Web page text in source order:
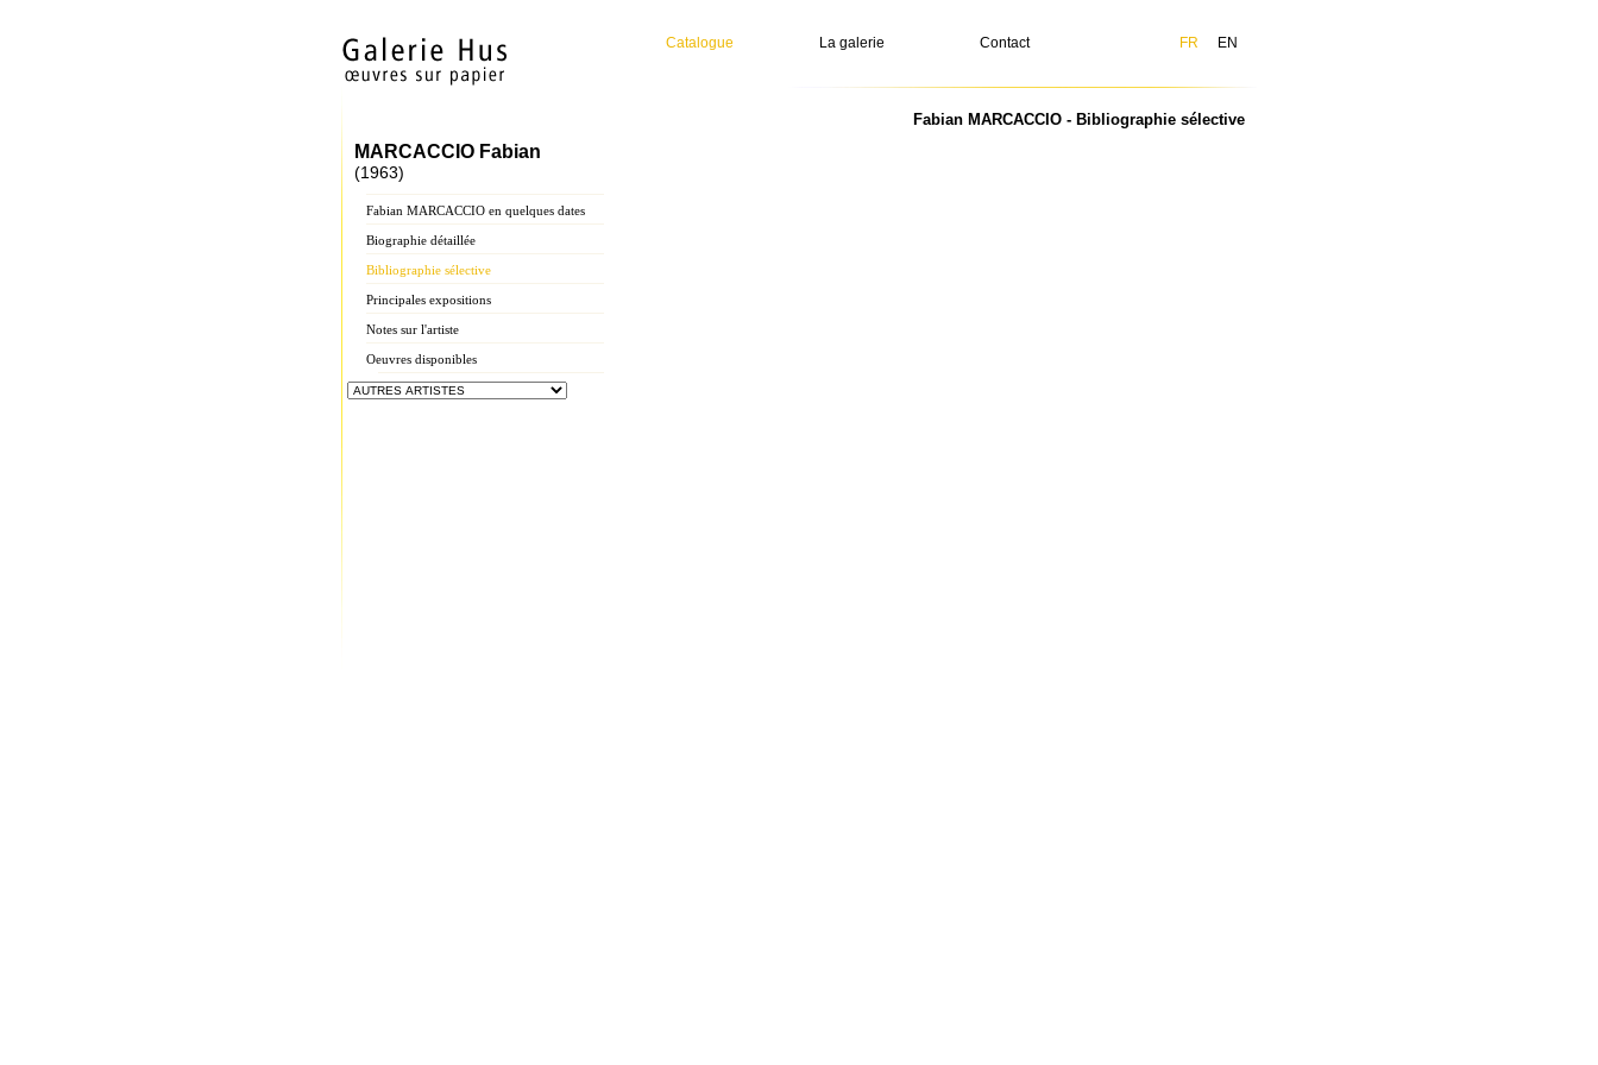
Catalogue La galerie Contact FR EN
MARCACCIO Fabian
(1963)
Fabian MARCACCIO en quelques dates
Biographie détaillée
Bibliographie sélective
Principales expositions
Notes sur l'artiste
Oeuvres disponibles
Fabian MARCACCIO - Bibliographie sélective